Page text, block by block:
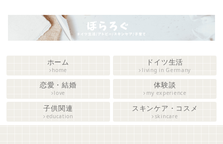
ホーム
home
ドイツ生活
living in Germany
恋愛・結婚
love
体験談
my experience
子供関連
education
スキンケア・コスメ
skincare